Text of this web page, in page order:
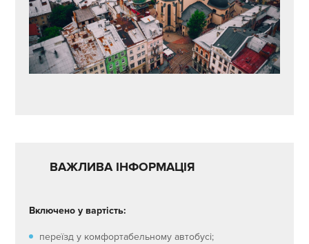
ВАЖЛИВА ІНФОРМАЦІЯ
Включено у вартість:
переїзд у комфортабельному автобусі;